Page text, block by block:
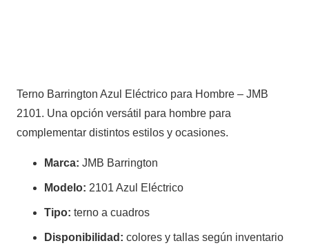
Terno Barrington Azul Eléctrico para Hombre – JMB
2101. Una opción versátil para hombre para
complementar distintos estilos y ocasiones.
Marca: JMB Barrington
Modelo: 2101 Azul Eléctrico
Tipo: terno a cuadros
Disponibilidad: colores y tallas según inventario